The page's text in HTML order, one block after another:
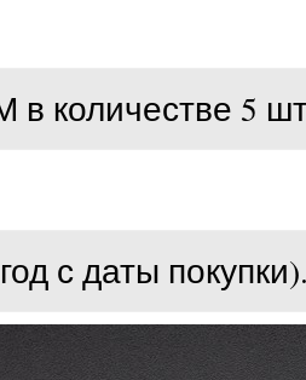
количестве 5
с даты покупки).